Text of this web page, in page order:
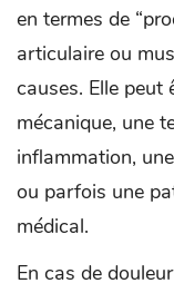
en termes de
articulaire ou
causes. Elle peut
mécanique, une
inflammation,
ou parfois une
médical.
En cas de